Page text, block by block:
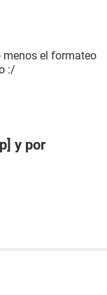
menos el formateo
:/
y por